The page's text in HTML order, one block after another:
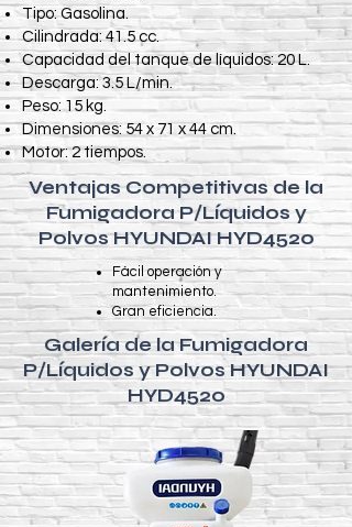
Tipo: Gasolina.
Cilindrada: 41.5 cc.
Capacidad del tanque de líquidos: 20 L.
Descarga: 3.5 L/min.
Peso: 15 kg.
Dimensiones: 54 x 71 x 44 cm.
Motor: 2 tiempos.
Ventajas Competitivas de la
Fumigadora P/Líquidos y
Polvos HYUNDAI HYD4520
Fácil operación y
mantenimiento.
Gran eficiencia.
Galería de la Fumigadora
P/Líquidos y Polvos HYUNDAI
HYD4520